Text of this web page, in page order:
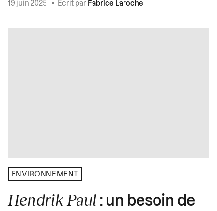
19 juin 2025 • Écrit par Fabrice Laroche
ENVIRONNEMENT
Hendrik Paul : un besoin de